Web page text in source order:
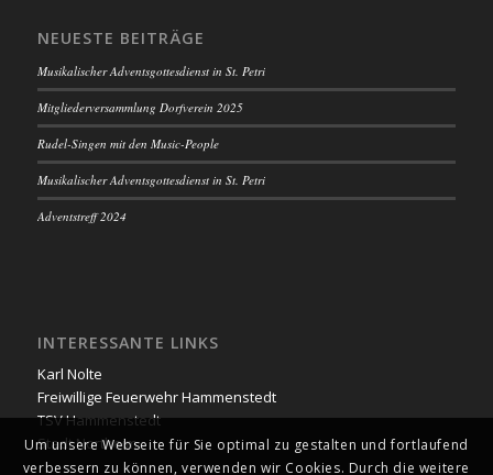
NEUESTE BEITRÄGE
Musikalischer Adventsgottesdienst in St. Petri
Mitgliederversammlung Dorfverein 2025
Rudel-Singen mit den Music-People
Musikalischer Adventsgottesdienst in St. Petri
Adventstreff 2024
INTERESSANTE LINKS
Karl Nolte
Freiwillige Feuerwehr Hammenstedt
TSV Hammenstedt
Stadt Northeim
Um unsere Webseite für Sie optimal zu gestalten und fortlaufend
verbessern zu können, verwenden wir Cookies. Durch die weitere